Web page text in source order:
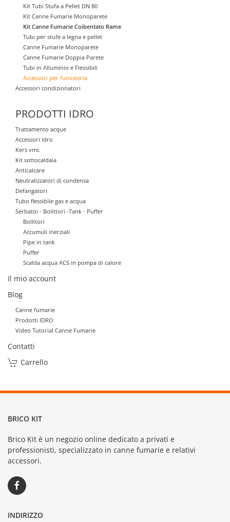
Kit Tubi Stufa a Pellet DN 80
Kit Canne Fumarie Monoparete
Kit Canne Fumarie Coibentato Rame
Tubi per stufe a legna e pellet
Canne Fumarie Monoparete
Canne Fumarie Doppia Parete
Tubi in Alluminio e Flessibili
Accessori per fumisteria
Accessori condizionatori
PRODOTTI IDRO
Trattamento acque
Accessori Idro
Kers vmc
Kit sottocaldaia
Anticalcare
Neutralizzatori di condensa
Defangatori
Tubo flessibile gas e acqua
Serbatoi - Bolittori -Tank - Puffer
Bollitori
Accumuli inerziali
Pipe in tank
Puffer
Scalda acqua ACS in pompa di calore
Il mio account
Blog
Canne fumarie
Prodotti IDRO
Video Tutorial Canne Fumarie
Contatti
Carrello
BRICO KIT
Brico Kit è un negozio online dedicato a privati e
professionisti, specializzato in canne fumarie e relativi
accessori.
INDIRIZZO